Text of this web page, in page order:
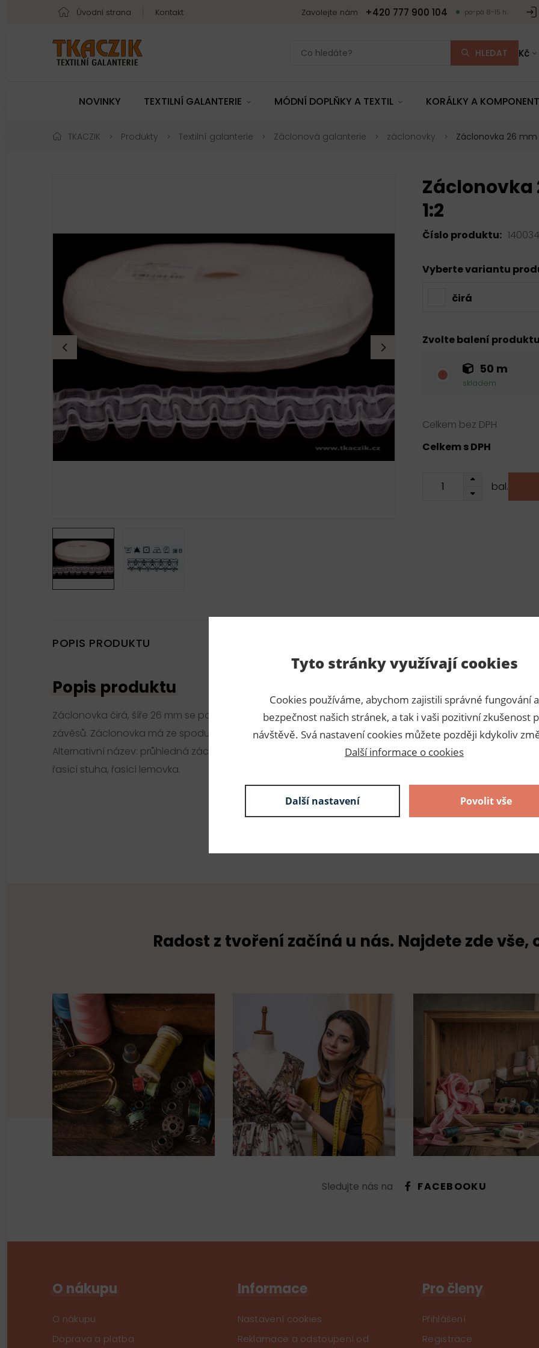
Úvodní strana Kontakt Zavolejte nám +420 777 900 104 po-pá 8-15 h.
HLEDAT Kč
NOVINKY TEXTILNÍ GALANTERIE MÓDNÍ DOPLŇKY A TEXTIL KORÁLKY A
TKACZIK Produkty Textilní galanterie Záclonová galanterie záclonovky Záclonovka 26 mm
Záclonovka
1:2
Číslo produktu: 140034
Vyberte variantu
čirá
Zvolte balení produktu
50 m
skladem
Celkem bez DPH
Celkem s DPH
bal.
POPIS PRODUKTU
Popis produktu
Záclonovka čirá, šíře 26 mm se používá k řasení žabkový sklad 1:2 záclon a
závěsů. Záclonovka má ze spodu 2 šňůrky, které stačí zatáhnout.
Alternativní název: průhledná záclonovka, silonová lemovka, záclonová
řasící stuha, řasící lemovka.
Číslo
Radost z tvoření začíná u nás. Najdete zde vše,
Sledujte nás na FACEBOOKU
O nákupu
O nákupu
Doprava a platba
Informace
Nastavení cookies
Reklamace a odstoupení od
Pro členy
Přihlášení
Registrace
Tyto stránky využívají cookies
Cookies používáme, abychom zajistili správné fungování a
bezpečnost našich stránek, a tak i vaši pozitivní zkušenost
návštěvě. Svá nastavení cookies můžete později kdykoliv
Další informace o cookies
Další nastavení Povolit vše